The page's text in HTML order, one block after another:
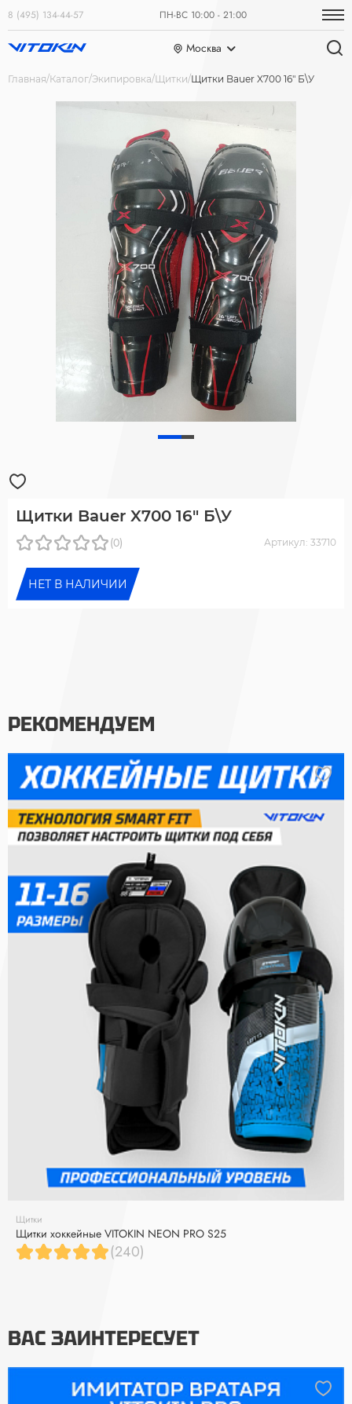
8 (495) 134-44-57 ПН-ВС 10:00 - 21:00
Москва
Главная Каталог Экипировка Щитки Щитки Bauer X700 16" Б\У
Щитки Bauer X700 16" Б\У
(0) Артикул: 33710
НЕТ В НАЛИЧИИ
РЕКОМЕНДУЕМ
Щитки
Щитки хоккейные VITOKIN NEON PRO S25
(240)
ВАС ЗАИНТЕРЕСУЕТ